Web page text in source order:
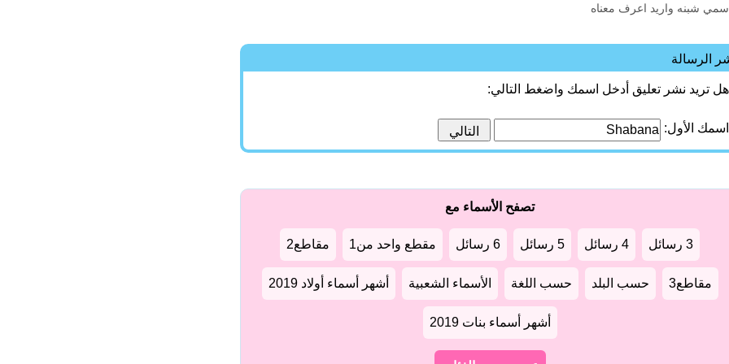
شبنه واريد اعرف معناه
الرسالة
هل تريد نشر تعليق أدخل اسمك واضغط التالي:
اسمك الأول:
تصفح الأسماء مع
3 رسائل 4 رسائل 5 رسائل 6 رسائل مقطع واحد من1 مقاطع2
مقاطع3 حسب البلد حسب اللغة الأسماء الشعبية أشهر أسماء أولاد 2019
أشهر أسماء بنات 2019